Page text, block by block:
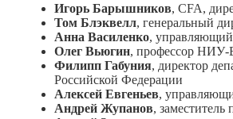
Игорь Барышников, CFA,
Том Блэквелл, генеральный
Анна Василенко, управляющий
Олег Вьюгин, профессор
Филипп Габуния, директор
Российской Федерации
Алексей Евгеньев,
Андрей Жупанов, заместитель